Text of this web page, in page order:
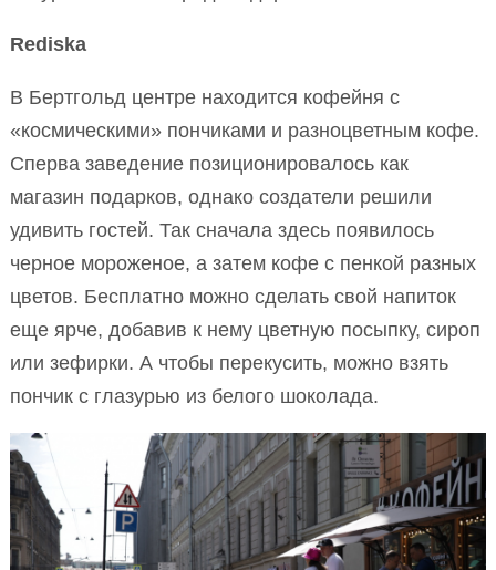
Rediska
В Бертгольд центре находится кофейня с
«космическими» пончиками и разноцветным кофе.
Сперва заведение позиционировалось как
магазин подарков, однако создатели решили
удивить гостей. Так сначала здесь появилось
черное мороженое, а затем кофе с пенкой разных
цветов. Бесплатно можно сделать свой напиток
еще ярче, добавив к нему цветную посыпку, сироп
или зефирки. А чтобы перекусить, можно взять
пончик с глазурью из белого шоколада.